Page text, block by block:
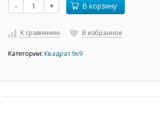
- + В корзину
К сравнению В избранное
Категории: Квадрат 9х9